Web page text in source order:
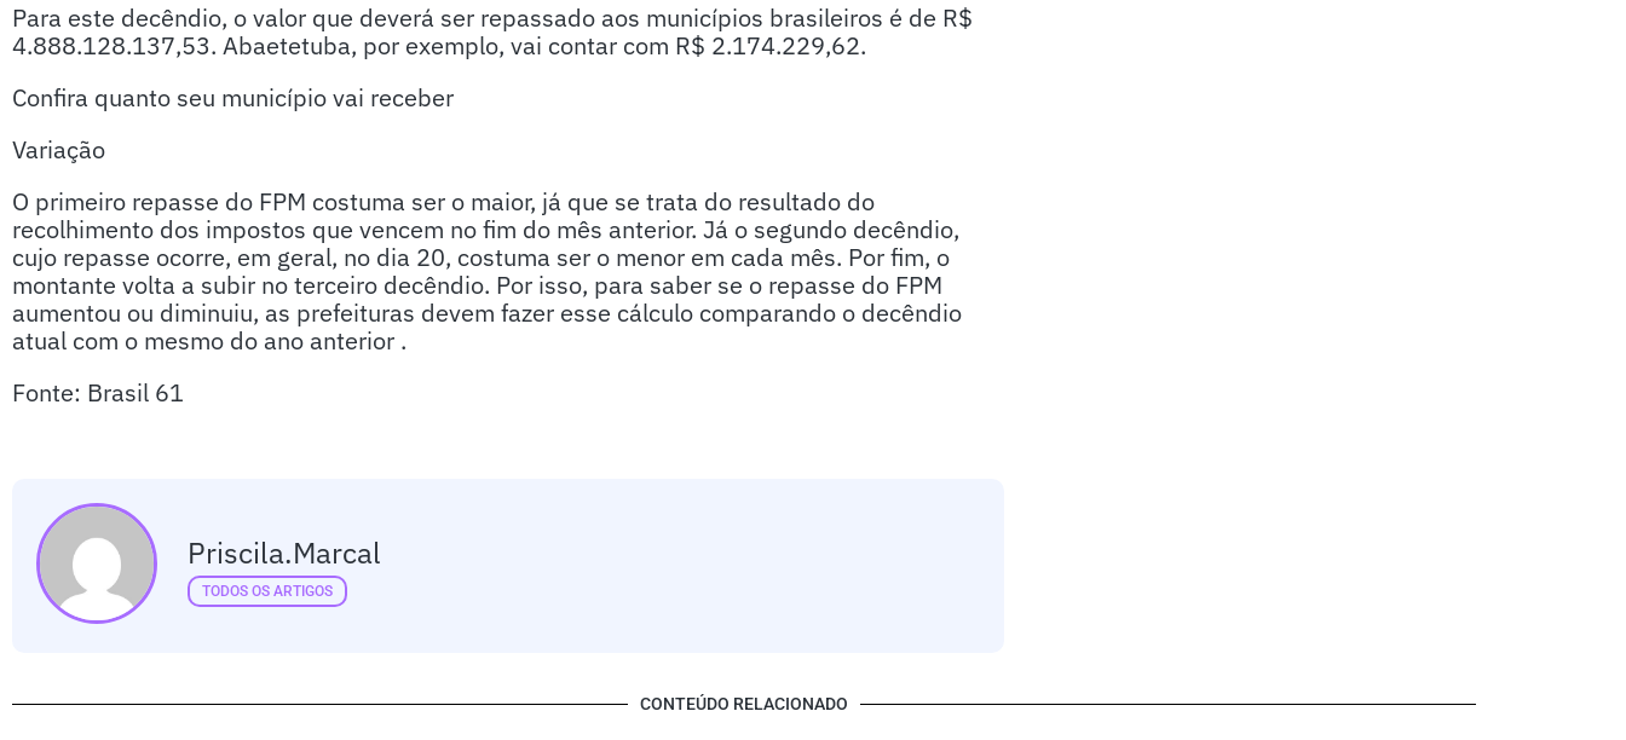
Para este decêndio, o valor que deverá ser repassado aos municípios brasileiros é de R$
4.888.128.137,53. Abaetetuba, por exemplo, vai contar com R$ 2.174.229,62.
Confira quanto seu município vai receber
Variação
O primeiro repasse do FPM costuma ser o maior, já que se trata do resultado do
recolhimento dos impostos que vencem no fim do mês anterior. Já o segundo decêndio,
cujo repasse ocorre, em geral, no dia 20, costuma ser o menor em cada mês. Por fim, o
montante volta a subir no terceiro decêndio. Por isso, para saber se o repasse do FPM
aumentou ou diminuiu, as prefeituras devem fazer esse cálculo comparando o decêndio
atual com o mesmo do ano anterior .
Fonte: Brasil 61
Priscila.marcal
TODOS OS ARTIGOS
CONTEÚDO RELACIONADO